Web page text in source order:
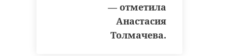
— отметила
Анастасия
Толмачева.